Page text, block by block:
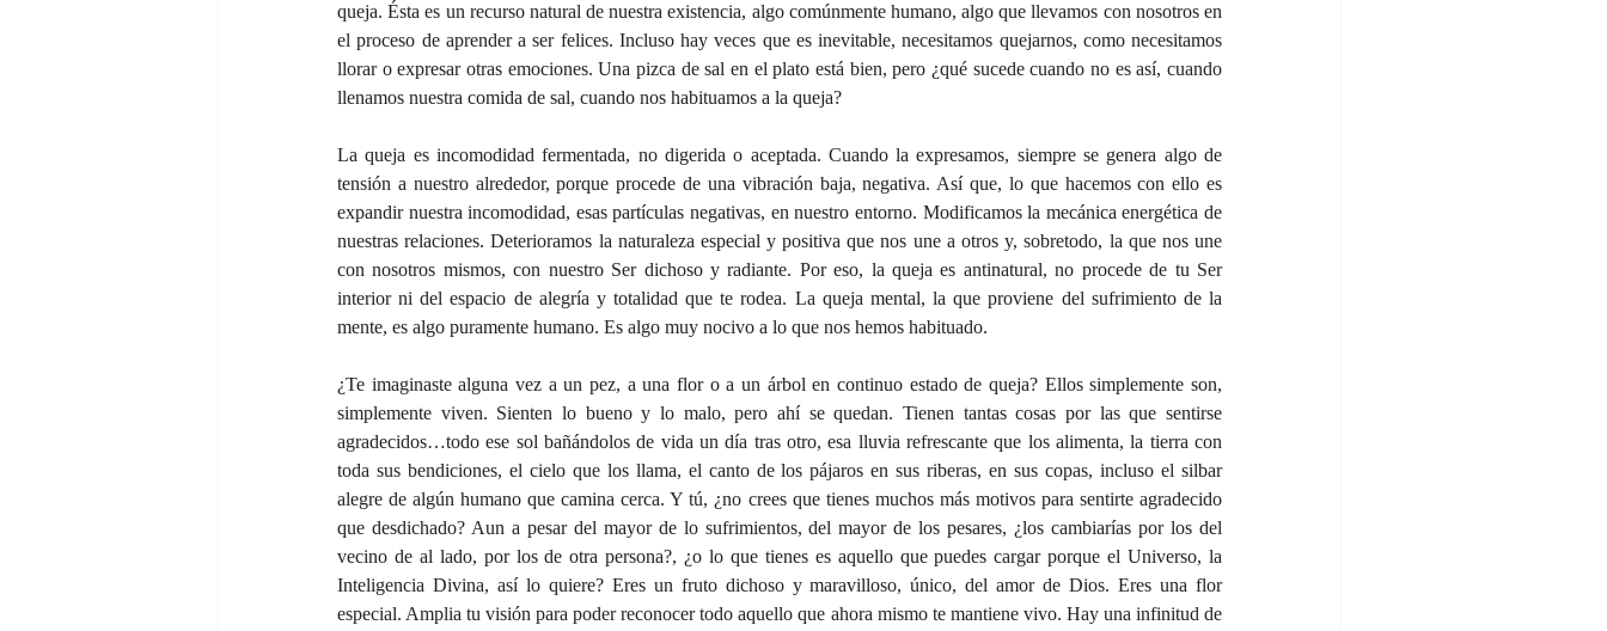
queja. Ésta es un recurso natural de nuestra existencia, algo comúnmente humano, algo que llevamos con nosotros en
el proceso de aprender a ser felices. Incluso hay veces que es inevitable, necesitamos quejarnos, como necesitamos
llorar o expresar otras emociones. Una pizca de sal en el plato está bien, pero ¿qué sucede cuando no es así, cuando
llenamos nuestra comida de sal, cuando nos habituamos a la queja?
La queja es incomodidad fermentada, no digerida o aceptada. Cuando la expresamos, siempre se genera algo de
tensión a nuestro alrededor, porque procede de una vibración baja, negativa. Así que, lo que hacemos con ello es
expandir nuestra incomodidad, esas partículas negativas, en nuestro entorno. Modificamos la mecánica energética de
nuestras relaciones. Deterioramos la naturaleza especial y positiva que nos une a otros y, sobretodo, la que nos une
con nosotros mismos, con nuestro Ser dichoso y radiante. Por eso, la queja es antinatural, no procede de tu Ser
interior ni del espacio de alegría y totalidad que te rodea. La queja mental, la que proviene del sufrimiento de la
mente, es algo puramente humano. Es algo muy nocivo a lo que nos hemos habituado.
¿Te imaginaste alguna vez a un pez, a una flor o a un árbol en continuo estado de queja? Ellos simplemente son,
simplemente viven. Sienten lo bueno y lo malo, pero ahí se quedan. Tienen tantas cosas por las que sentirse
agradecidos…todo ese sol bañándolos de vida un día tras otro, esa lluvia refrescante que los alimenta, la tierra con
toda sus bendiciones, el cielo que los llama, el canto de los pájaros en sus riberas, en sus copas, incluso el silbar
alegre de algún humano que camina cerca. Y tú, ¿no crees que tienes muchos más motivos para sentirte agradecido
que desdichado? Aun a pesar del mayor de lo sufrimientos, del mayor de los pesares, ¿los cambiarías por los del
vecino de al lado, por los de otra persona?, ¿o lo que tienes es aquello que puedes cargar porque el Universo, la
Inteligencia Divina, así lo quiere? Eres un fruto dichoso y maravilloso, único, del amor de Dios. Eres una flor
especial. Amplia tu visión para poder reconocer todo aquello que ahora mismo te mantiene vivo. Hay una infinitud de